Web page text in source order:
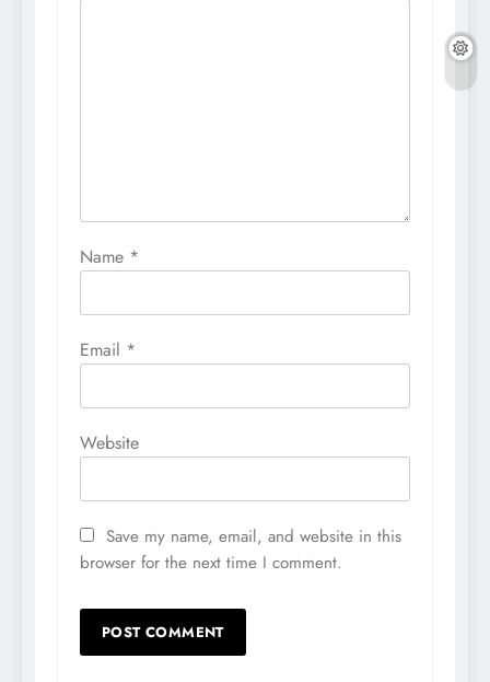
Name *
Email *
Website
Save my name, email, and website in this
browser for the next time I comment.